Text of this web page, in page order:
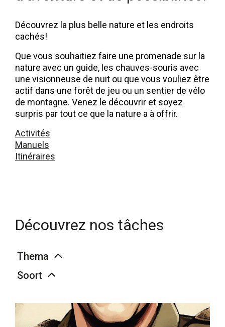
Lieux d'intérêt dans la région
Qui sommes-nous
Notre région
Recherche scientifique
Découvrez la plus belle nature et les endroits
cachés!
Que vous souhaitiez faire une promenade sur la
nature avec un guide, les chauves-souris avec
une visionneuse de nuit ou que vous vouliez être
actif dans une forêt de jeu ou un sentier de vélo
de montagne. Venez le découvrir et soyez
surpris par tout ce que la nature a à offrir.
Activités
Manuels
Itinéraires
Découvrez nos tâches
Thema
Soort